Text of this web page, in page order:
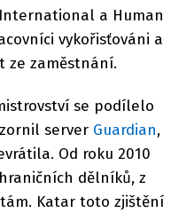
a Human
vykořisťováni a
ze zaměstnání.
se podílelo
server Guardian,
Od roku 2010
dělníků, z
Katar toto zjištění